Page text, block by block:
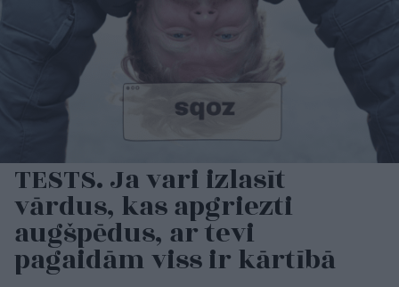
TESTS. Ja vari izlasīt
vārdus, kas apgriezti
augšpēdus, ar tevi
pagaidām viss ir kārtībā